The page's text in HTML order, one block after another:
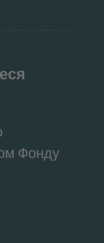
Фонду